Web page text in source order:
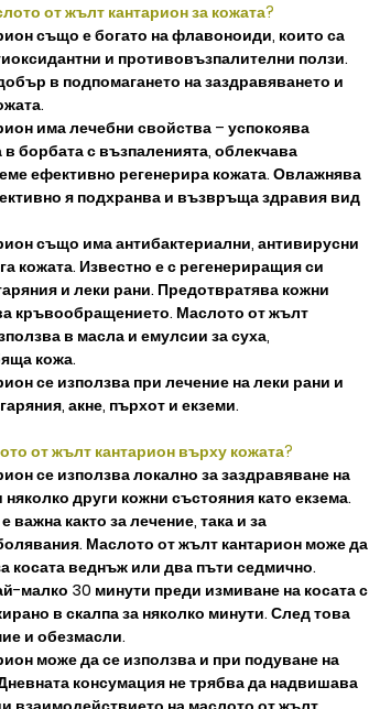
от жълт кантарион за кожата?
също е богато на флавоноиди, които са
и противовъзпалителни ползи.
в подпомагането на заздравяването и
има лечебни свойства – успокоява
в борбата с възпаленията, облекчава
ефективно регенерира кожата. Овлажнява
я подхранва и възвръща здравия вид
също има антибактериални, антивирусни
кожата. Известно е с регенериращия си
и леки рани. Предотвратява кожни
кръвообращението. Маслото от жълт
в масла и емулсии за суха,
кожа.
се използва при лечение на леки рани и
акне, пърхот и екземи.
от жълт кантарион върху кожата?
се използва локално за заздравяване на
други кожни състояния като екзема.
важна както за лечение, така и за
Маслото от жълт кантарион може да
косата веднъж или два пъти седмично.
малко 30 минути преди измиване на косата с
в скалпа за няколко минути. След това
и обезмасли.
може да се използва и при подуване на
консумация не трябва да надвишава